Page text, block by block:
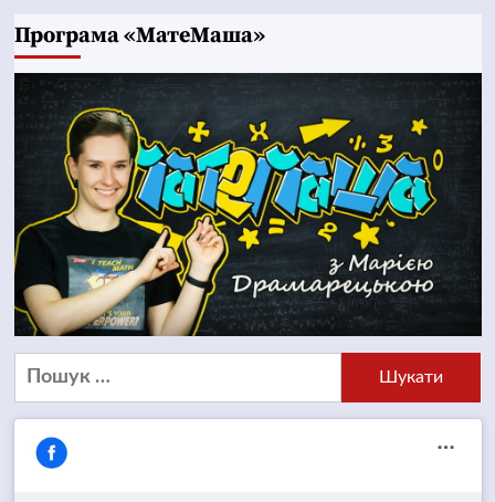
Програма «МатеМаша»
Пошук: